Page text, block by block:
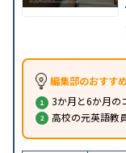
編集部のおすす
3か月と6か月の
高校の元英語教